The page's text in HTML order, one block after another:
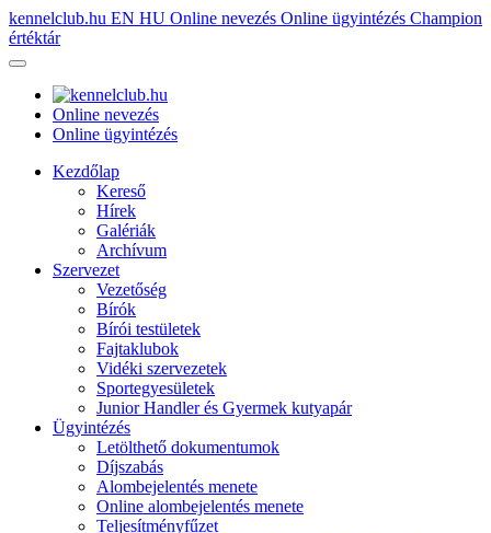
kennelclub.hu EN HU Online nevezés Online ügyintézés Champion
értéktár
Online nevezés
Online ügyintézés
Kezdőlap
Kereső
Hírek
Galériák
Archívum
Szervezet
Vezetőség
Bírók
Bírói testületek
Fajtaklubok
Vidéki szervezetek
Sportegyesületek
Junior Handler és Gyermek kutyapár
Ügyintézés
Letölthető dokumentumok
Díjszabás
Alombejelentés menete
Online alombejelentés menete
Teljesítményfűzet